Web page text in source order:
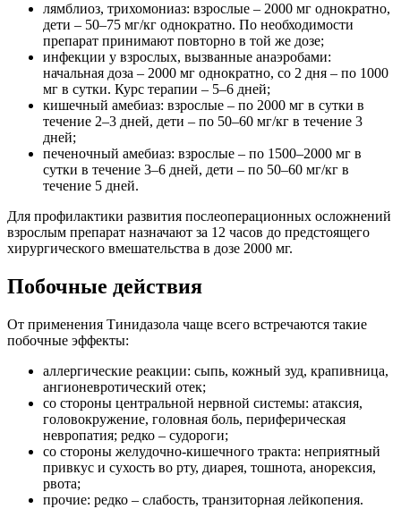
лямблиоз, трихомониаз: взрослые – 2000 мг однократно,
дети – 50–75 мг/кг однократно. По необходимости
препарат принимают повторно в той же дозе;
инфекции у взрослых, вызванные анаэробами:
начальная доза – 2000 мг однократно, со 2 дня – по 1000
мг в сутки. Курс терапии – 5–6 дней;
кишечный амебиаз: взрослые – по 2000 мг в сутки в
течение 2–3 дней, дети – по 50–60 мг/кг в течение 3
дней;
печеночный амебиаз: взрослые – по 1500–2000 мг в
сутки в течение 3–6 дней, дети – по 50–60 мг/кг в
течение 5 дней.
Для профилактики развития послеоперационных осложнений
взрослым препарат назначают за 12 часов до предстоящего
хирургического вмешательства в дозе 2000 мг.
Побочные действия
От применения Тинидазола чаще всего встречаются такие
побочные эффекты:
аллергические реакции: сыпь, кожный зуд, крапивница,
ангионевротический отек;
со стороны центральной нервной системы: атаксия,
головокружение, головная боль, периферическая
невропатия; редко – судороги;
со стороны желудочно-кишечного тракта: неприятный
привкус и сухость во рту, диарея, тошнота, анорексия,
рвота;
прочие: редко – слабость, транзиторная лейкопения.